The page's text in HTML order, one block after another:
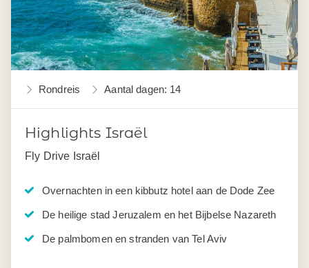
Rondreis Aantal dagen: 14
Highlights Israël
Fly Drive Israël
Overnachten in een kibbutz hotel aan de Dode Zee
De heilige stad Jeruzalem en het Bijbelse Nazareth
De palmbomen en stranden van Tel Aviv